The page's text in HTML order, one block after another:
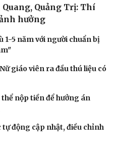
Quảng Trị: Thí
hưởng
1-5 năm với người chuẩn bị
giáo viên ra đầu thú liệu có
nộp tiền để hưởng án
tự động cập nhật, điều chỉnh